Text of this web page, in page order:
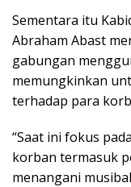
Sementara itu
Abraham Abast
gabungan
memungkinkan
terhadap para
“Saat ini fokus
korban termasuk
menangani